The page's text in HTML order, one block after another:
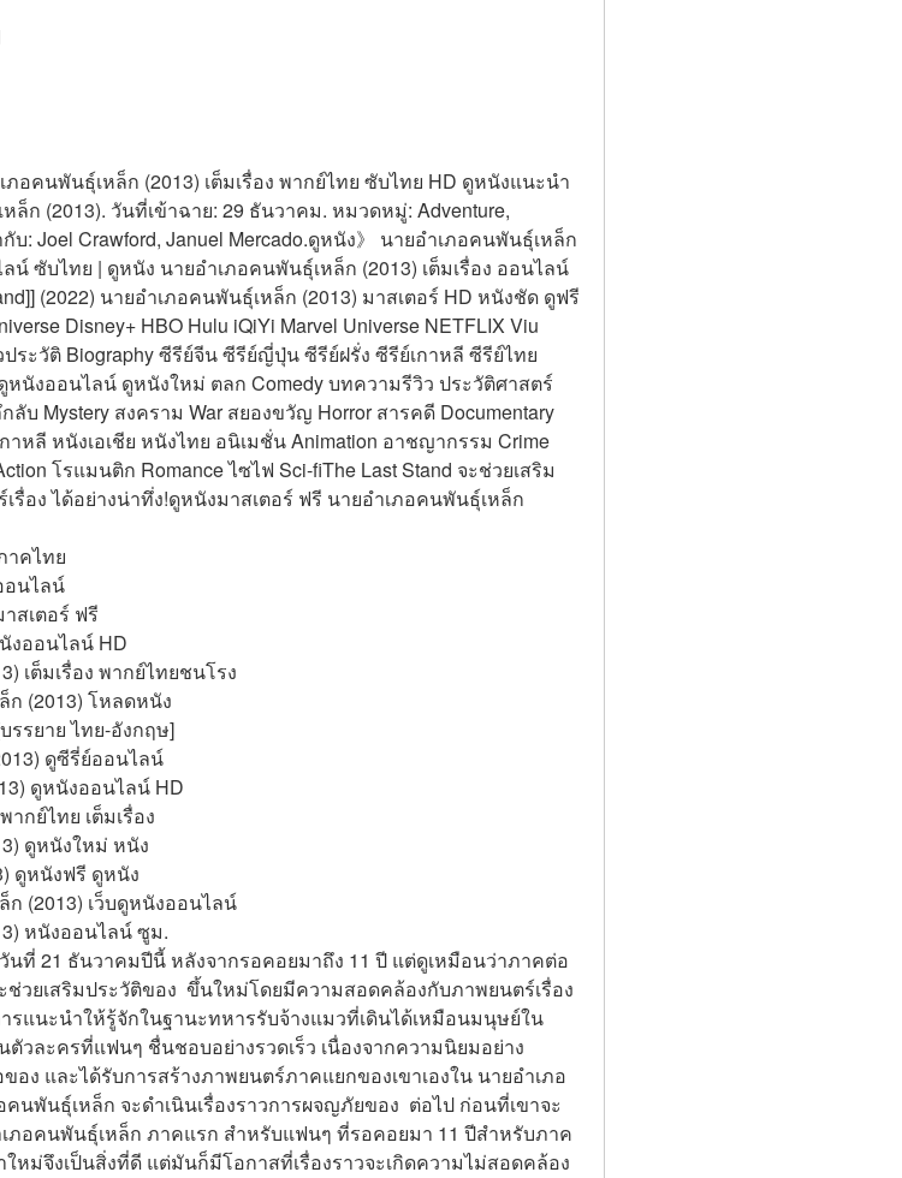
อคนพันธุ์เหล็ก (2013) เต็มเรื่อง พากย์ไทย ซับไทย HD ดูหนังแนะนำ
ก (2013). วันที่เข้าฉาย: 29 ธันวาคม. หมวดหมู่: Adventure,
บ: Joel Crawford, Januel Mercado.ดูหนัง》 นายอำเภอคนพันธุ์เหล็ก
ลน์ ซับไทย | ดูหนัง นายอำเภอคนพันธุ์เหล็ก (2013) เต็มเรื่อง ออนไลน์
(2022) นายอำเภอคนพันธุ์เหล็ก (2013) มาสเตอร์ HD หนังชัด ดูฟรี
Disney+ HBO Hulu iQiYi Marvel Universe NETFLIX Viu
ระวัติ Biography ซีรีย์จีน ซีรีย์ญี่ปุ่น ซีรีย์ฝรั่ง ซีรีย์เกาหลี ซีรีย์ไทย
นังออนไลน์ ดูหนังใหม่ ตลก Comedy บทความรีวิว ประวัติศาสตร์
บ Mystery สงคราม War สยองขวัญ Horror สารคดี Documentary
หลี หนังเอเชีย หนังไทย อนิเมชั่น Animation อาชญากรรม Crime
โรแมนติก Romance ไซไฟ Sci-fiThe Last Stand จะช่วยเสริม
อง ได้อย่างน่าทึ่ง!ดูหนังมาสเตอร์ ฟรี นายอำเภอคนพันธุ์เหล็ก
าคไทย
อนไลน์
สเตอร์ ฟรี
งออนไลน์ HD
เต็มเรื่อง พากย์ไทยชนโรง
ก (2013) โหลดหนัง
รรยาย ไทย-อังกฤษ]
ดูซีรี่ย์ออนไลน์
ดูหนังออนไลน์ HD
กย์ไทย เต็มเรื่อง
ดูหนังใหม่ หนัง
ดูหนังฟรี ดูหนัง
ก (2013) เว็บดูหนังออนไลน์
หนังออนไลน์ ซูม.
ที่ 21 ธันวาคมปีนี้ หลังจากรอคอยมาถึง 11 ปี แต่ดูเหมือนว่าภาคต่อ
วยเสริมประวัติของ  ขึ้นใหม่โดยมีความสอดคล้องกับภาพยนตร์เรื่อง
รแนะนำให้รู้จักในฐานะทหารรับจ้างแมวที่เดินได้เหมือนมนุษย์ใน
ตัวละครที่แฟนๆ ชื่นชอบอย่างรวดเร็ว เนื่องจากความนิยมอย่าง
ง และได้รับการสร้างภาพยนตร์ภาคแยกของเขาเองใน นายอำเภอ
พันธุ์เหล็ก จะดำเนินเรื่องราวการผจญภัยของ  ต่อไป ก่อนที่เขาจะ
ภอคนพันธุ์เหล็ก ภาคแรก สำหรับแฟนๆ ที่รอคอยมา 11 ปีสำหรับภาค
หม่จึงเป็นสิ่งที่ดี แต่มันก็มีโอกาสที่เรื่องราวจะเกิดความไม่สอดคล้อง